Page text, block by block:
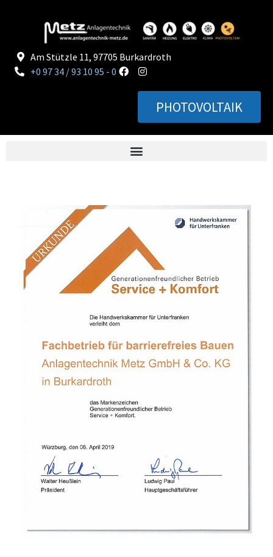
Am Stützle 11, 97705 Burkardroth
+0 97 34 / 93 10 95 - 0
PHOTOVOLTAIK